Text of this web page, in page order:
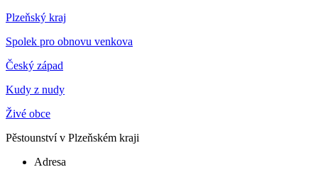
Plzeňský kraj
Spolek pro obnovu venkova
Český západ
Kudy z nudy
Živé obce
Pěstounství v Plzeňském kraji
Adresa